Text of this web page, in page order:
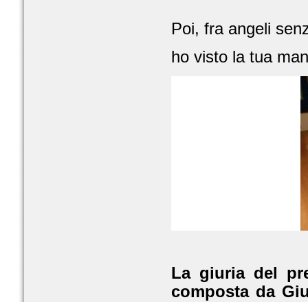
Poi, fra angeli
ho visto la tua
La giuria del
composta da